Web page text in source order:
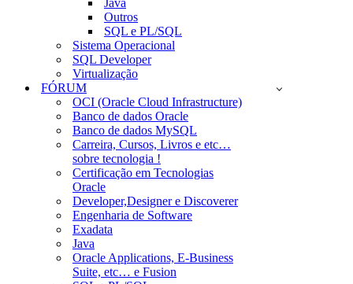
Java
Outros
SQL e PL/SQL
Sistema Operacional
SQL Developer
Virtualização
FÓRUM
OCI (Oracle Cloud Infrastructure)
Banco de dados Oracle
Banco de dados MySQL
Carreira, Cursos, Livros e etc…
sobre tecnologia !
Certificação em Tecnologias
Oracle
Developer,Designer e Discoverer
Engenharia de Software
Exadata
Java
Oracle Applications, E-Business
Suite, etc… e Fusion